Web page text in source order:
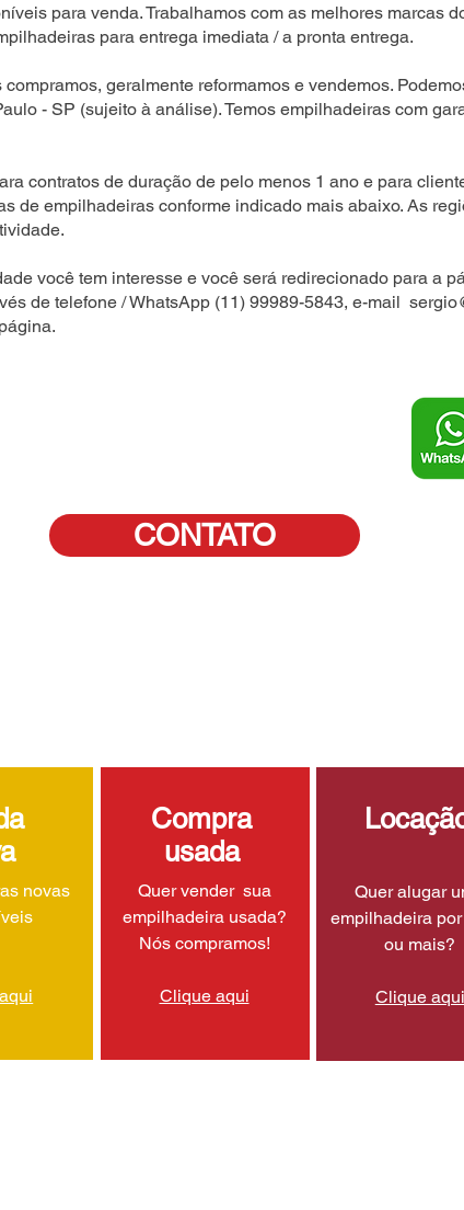
para venda. Trabalhamos com as melhores marcas
para entrega imediata / a pronta entrega.
geralmente reformamos e vendemos.
- SP (sujeito à análise). Temos empilhadeiras com
contratos de duração de pelo menos 1 ano e para
de empilhadeiras conforme indicado mais abaixo. As
você tem interesse e você será redirecionado para a
de telefone / WhatsApp (11) 99989-5843, e-mail
CONTATO
novas
Compra
usada
Quer vender sua
empilhadeira usada?
Nós compramos!
Clique aqui
Quer alugar
empilhadeira
ou mais?
Clique aqui